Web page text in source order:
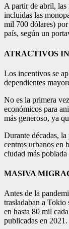
A partir de abril, las
incluidas las
mil 700 dólares)
país, según un
ATRACTIVOS
Los incentivos se
dependientes
No es la primera
económicos para
más generoso, ya
Durante décadas,
centros urbanos en
ciudad más
MASIVA
Antes de la
trasladaban a Tokio
en hasta 80 mil
publicadas en 2021.